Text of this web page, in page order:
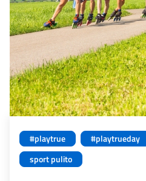
#playtrue
#playtrueday
sport pulito